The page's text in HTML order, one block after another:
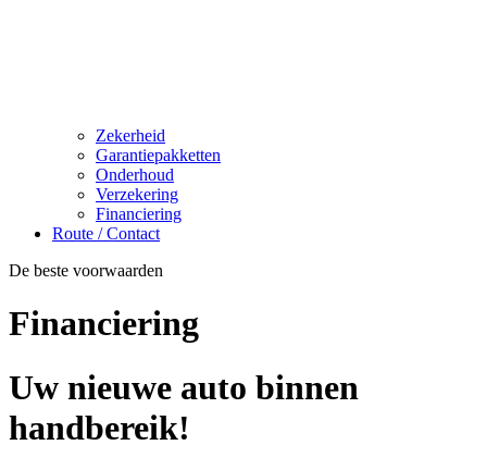
Zekerheid
Garantiepakketten
Onderhoud
Verzekering
Financiering
Route / Contact
De beste voorwaarden
Financiering
Uw nieuwe auto binnen
handbereik!